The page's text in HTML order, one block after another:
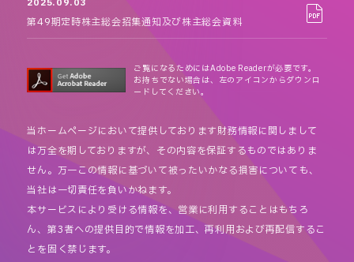
第49期定時株主総会招集通知及び株主総会資料
ご覧になるためにはAdobe Readerが必要です。
お持ちでない場合は、左のアイコンからダウンロ
ードしてください。
当ホームページにおいて提供しております財務情報に関しまして
は万全を期しておりますが、その内容を保証するものではありま
せん。万一この情報に基づいて被ったいかなる損害についても、
当社は一切責任を負いかねます。
本サービスにより受ける情報を、営業に利用することはもちろ
ん、第3者への提供目的で情報を加工、再利用および再配信するこ
とを固く禁じます。